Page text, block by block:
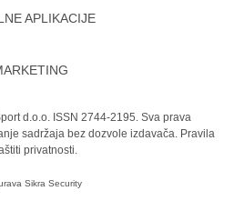
APLIKACIJE
d.o.o. ISSN 2744-2195. Sva prava
sadržaja bez dozvole izdavača. Pravila
privatnosti.
Sikra Security